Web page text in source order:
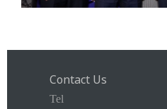
Contact Us
Tel